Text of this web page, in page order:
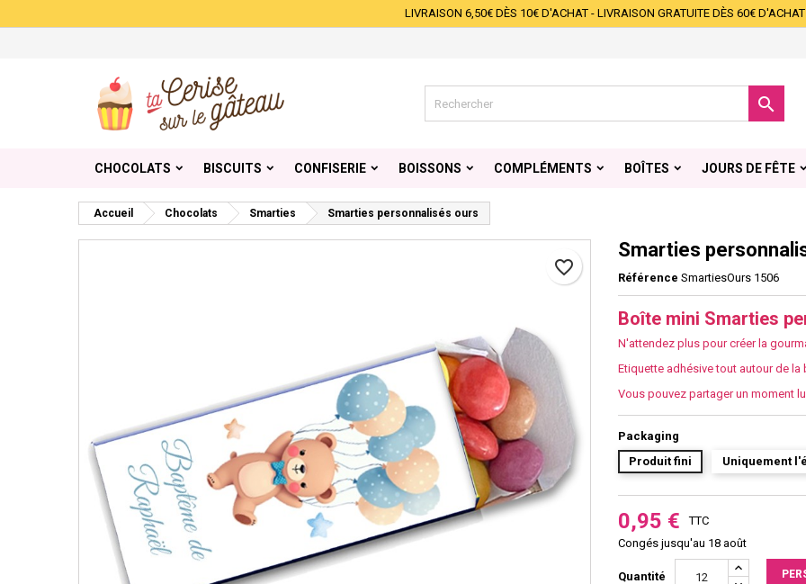
LIVRAISON 6,50€ DÈS 10€ D'ACHAT - LIVRAISON GRATUITE DÈS 60€ D'ACHAT

CHOCOLATS BISCUITS CONFISERIE BOISSONS COMPLÉMENTS BOÎTES JOURS DE FÊTE
Accueil Chocolats Smarties Smarties personnalisés ours
favorite_border
Smarties
Référence SmartiesOurs 1506
Boîte mini Smarties
N'attendez plus pour créer la
Etiquette adhésive tout autour de
Vous pouvez partager un moment
Packaging
Produit fini
Uniquement
0,95 €
TTC
Congés jusqu'au 18 août
Quantité
Créer une nouvelle liste
Nom de la liste d'envies
Vous devez être connecté pour ajouter des produits à votre liste d'envies.